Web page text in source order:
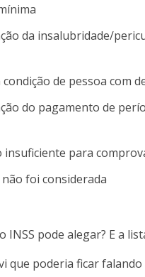
da insalubridade/
de pessoa com
do pagamento de
insuficiente para
foi considerada
INSS pode alegar? E a
que poderia ficar